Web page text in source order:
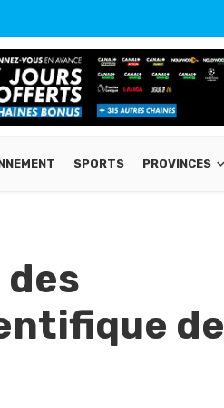
SPORTS PROVINCES
des
de